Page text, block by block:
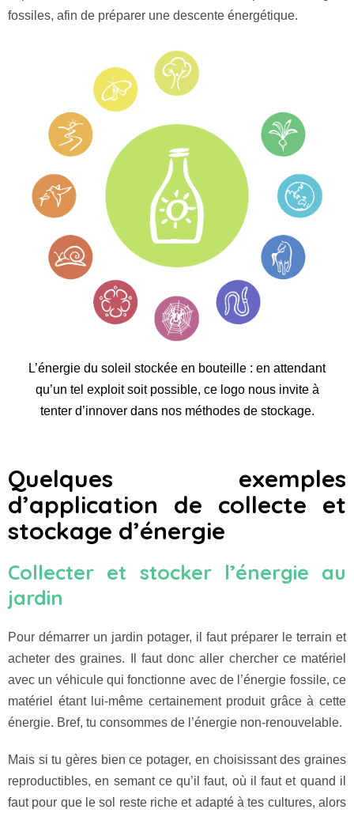
fossiles, afin de préparer une descente énergétique.
L’énergie du soleil stockée en bouteille : en attendant
qu’un tel exploit soit possible, ce logo nous invite à
tenter d’innover dans nos méthodes de stockage.
Quelques exemples
d’application de collecte et
stockage d’énergie
Collecter et stocker l’énergie au
jardin
Pour démarrer un jardin potager, il faut préparer le terrain et
acheter des graines. Il faut donc aller chercher ce matériel
avec un véhicule qui fonctionne avec de l’énergie fossile, ce
matériel étant lui-même certainement produit grâce à cette
énergie. Bref, tu consommes de l’énergie non-renouvelable.
Mais si tu gères bien ce potager, en choisissant des graines
reproductibles, en semant ce qu’il faut, où il faut et quand il
faut pour que le sol reste riche et adapté à tes cultures, alors